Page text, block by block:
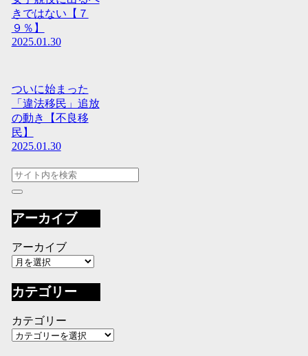
きではない【７
９％】
2025.01.30
ついに始まった
「違法移民」追放
の動き【不良移
民】
2025.01.30
アーカイブ
アーカイブ
カテゴリー
カテゴリー